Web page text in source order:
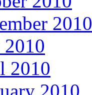
2010
2010